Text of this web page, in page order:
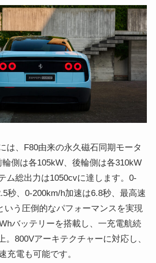
は、F80由来の永久磁石同期モータ
側は各105kW、後輪側は各310kW
ム総出力は1050cvに達します。0-
秒、0-200km/h加速は6.8秒、最高速
いう圧倒的なパフォーマンスを実現
バッテリーを搭載し、一充電航続
。800Vアーキテクチャーに対応し、
充電も可能です。